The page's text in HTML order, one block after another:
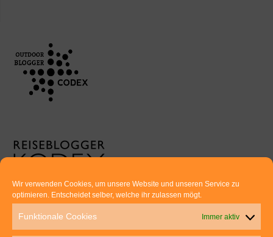
Wir verwenden Cookies, um unsere Website und unseren Service zu
optimieren. Entscheidet selber, welche ihr zulassen mögt.
Funktionale Cookies Immer aktiv
Euer direkter Draht zu uns:
Thomas Rathay und Silke Rommel